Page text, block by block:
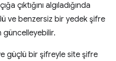
çıktığını algıladığında
ve benzersiz bir yedek şifre
güncelleyebilir.
güçlü bir şifreyle site şifre